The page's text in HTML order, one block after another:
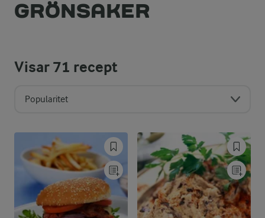
GRÖNSAKER
Visar71 recept
Popularitet